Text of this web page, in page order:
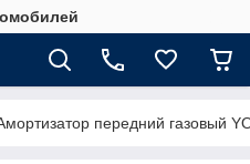
передний газовый